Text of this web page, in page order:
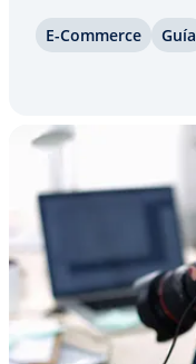
ofrece muchas
E-Commerce Guía